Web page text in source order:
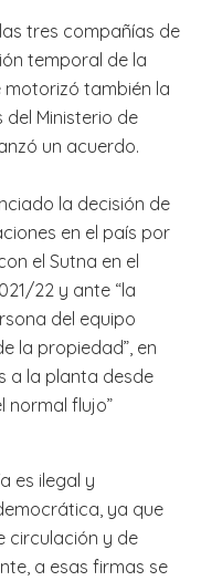
tres compañías de
temporal de la
motorizó también la
Ministerio de
un acuerdo.
la decisión de
en el país por
el Sutna en el
22 y ante “la
del equipo
la propiedad”, en
a la planta desde
normal flujo”
es ilegal y
ya que
circulación y de
a esas firmas se